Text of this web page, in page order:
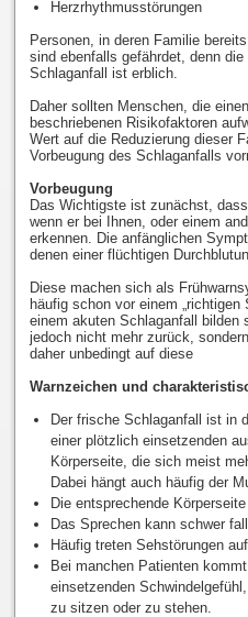
Herzrhythmusstörungen
Personen, in deren Familie
sind ebenfalls gefährdet, denn die
Schlaganfall ist erblich.
Daher sollten Menschen, die
beschriebenen Risikofaktoren
Wert auf die Reduzierung dieser
Vorbeugung des Schlaganfalls
Vorbeugung
Das Wichtigste ist zunächst,
wenn er bei Ihnen, oder einem
erkennen. Die anfänglichen
denen einer flüchtigen
Diese machen sich als
häufig schon vor einem
einem akuten Schlaganfall bilden
jedoch nicht mehr zurück,
daher unbedingt auf diese
Warnzeichen und
Der frische Schlaganfall ist in
einer plötzlich einsetzenden
Körperseite, die sich meist
Dabei hängt auch häufig der
Die entsprechende
Das Sprechen kann schwer
Häufig treten Sehstörungen auf.
Bei manchen Patienten
einsetzenden
zu sitzen oder zu stehen.